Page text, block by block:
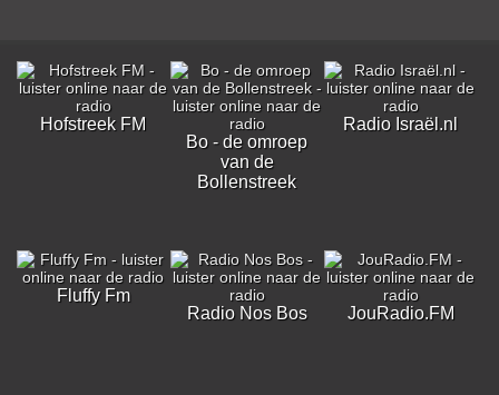
Hofstreek FM
Bo - de omroep
van de
Bollenstreek
Radio Israël.nl
Fluffy Fm
Radio Nos Bos
JouRadio.FM